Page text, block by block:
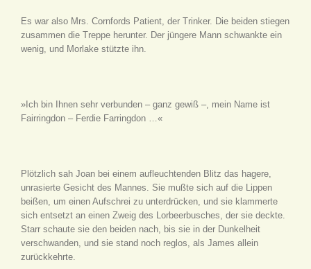
Es war also Mrs. Cornfords Patient, der Trinker. Die beiden stiegen
zusammen die Treppe herunter. Der jüngere Mann schwankte ein
wenig, und Morlake stützte ihn.
»Ich bin Ihnen sehr verbunden – ganz gewiß –, mein Name ist
Fairringdon – Ferdie Farringdon …«
Plötzlich sah Joan bei einem aufleuchtenden Blitz das hagere,
unrasierte Gesicht des Mannes. Sie mußte sich auf die Lippen
beißen, um einen Aufschrei zu unterdrücken, und sie klammerte
sich entsetzt an einen Zweig des Lorbeerbusches, der sie deckte.
Starr schaute sie den beiden nach, bis sie in der Dunkelheit
verschwanden, und sie stand noch reglos, als James allein
zurückkehrte.